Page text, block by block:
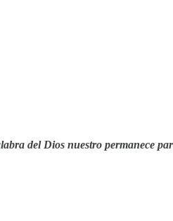
del Dios nuestro permanece